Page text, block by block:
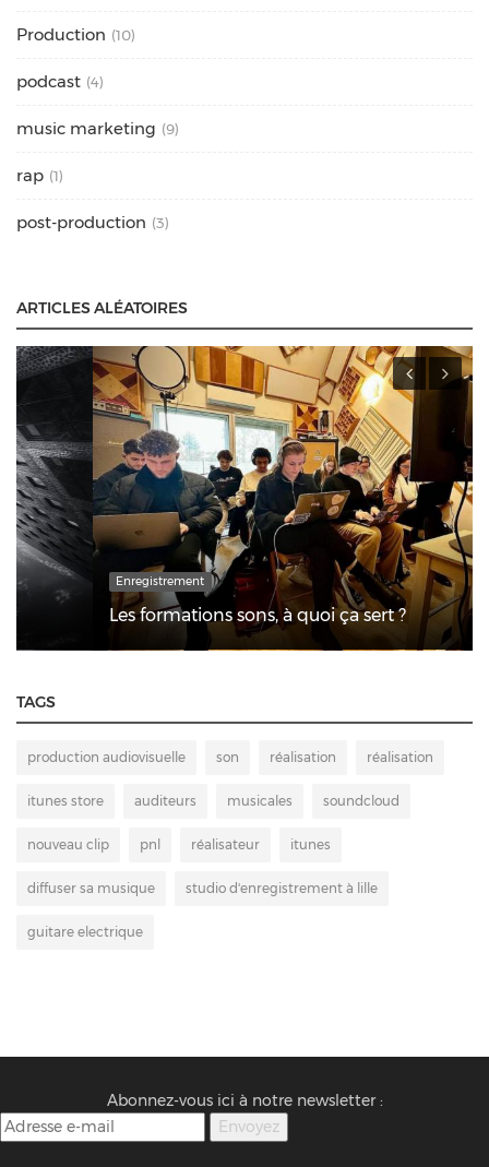
Production (10)
podcast (4)
music marketing (9)
rap (1)
post-production (3)
ARTICLES ALÉATOIRES
Enregistrement
Les formations sons, à quoi ça sert ?
TAGS
production audiovisuelle son réalisation réalisation
itunes store auditeurs musicales soundcloud
nouveau clip pnl réalisateur itunes
diffuser sa musique studio d'enregistrement à lille
guitare electrique
Abonnez-vous ici à notre newsletter :